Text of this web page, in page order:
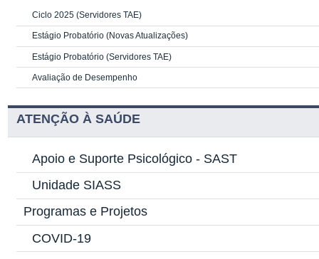
Ciclo 2025 (Servidores TAE)
Estágio Probatório (Novas Atualizações)
Estágio Probatório (Servidores TAE)
Avaliação de Desempenho
ATENÇÃO À SAÚDE
Apoio e Suporte Psicológico - SAST
Unidade SIASS
Programas e Projetos
COVID-19